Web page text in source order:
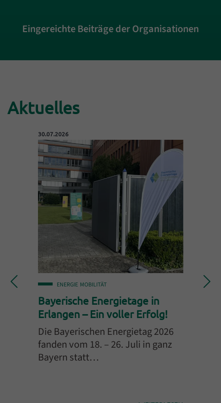
Eingereichte Beiträge der Organisationen
Einleitung
Aktuelles
Veröffentlicht am:
30.07.2026
Bayerische Energietage in
Erlangen – Ein voller Erfolg!
ENERGIE MOBILITÄT
Die Bayerischen Energietag 2026
fanden vom 18. – 26. Juli in ganz
Bayern statt…